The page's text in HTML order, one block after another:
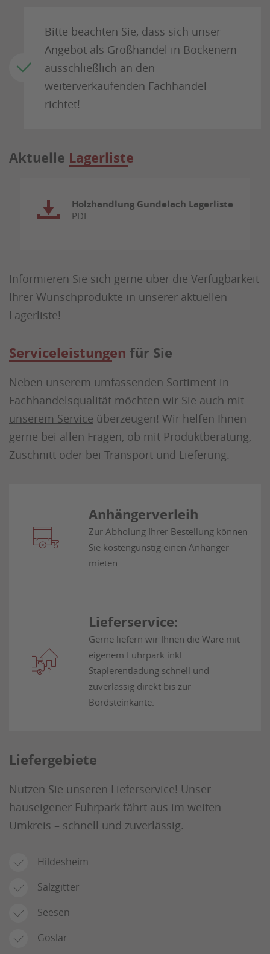
Bitte beachten Sie, dass sich unser
Angebot als Großhandel in Bockenem
ausschließlich an den
weiterverkaufenden Fachhandel
richtet!
Aktuelle Lagerliste
Holzhandlung Gundelach Lagerliste
PDF
Informieren Sie sich gerne über die Verfügbarkeit
Ihrer Wunschprodukte in unserer aktuellen
Lagerliste!
Serviceleistungen für Sie
Neben unserem umfassenden Sortiment in
Fachhandelsqualität möchten wir Sie auch mit
unserem Service überzeugen! Wir helfen Ihnen
gerne bei allen Fragen, ob mit Produktberatung,
Zuschnitt oder bei Transport und Lieferung.
Anhängerverleih
Zur Abholung Ihrer Bestellung können
Sie kostengünstig einen Anhänger
mieten.
Lieferservice:
Gerne liefern wir Ihnen die Ware mit
eigenem Fuhrpark inkl.
Staplerentladung schnell und
zuverlässig direkt bis zur
Bordsteinkante.
Liefergebiete
Nutzen Sie unseren Lieferservice! Unser
hauseigener Fuhrpark fährt aus im weiten
Umkreis – schnell und zuverlässig.
Hildesheim
Salzgitter
Seesen
Goslar